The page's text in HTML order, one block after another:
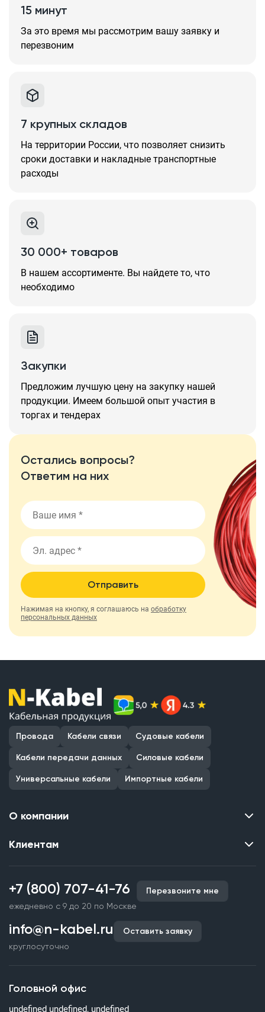
15 минут
За это время мы рассмотрим вашу заявку и
перезвоним
7 крупных складов
На территории России, что позволяет снизить
сроки доставки и накладные транспортные
расходы
30 000+ товаров
В нашем ассортименте. Вы найдете то, что
необходимо
Закупки
Предложим лучшую цену на закупку нашей
продукции. Имеем большой опыт участия в
торгах и тендерах
Остались вопросы?
Ответим на них
Отправить
Нажимая на кнопку, я соглашаюсь на обработку
персональных данных
Провода Кабели связи Судовые кабели
Кабели передачи данных Силовые кабели
Универсальные кабели Импортные кабели
О компании
Контакты
Наши объекты
Партнерство
Документы и реквизиты
Клиентам
Производство кабельной продукции
Срочное изготовление
Оплата и доставка
Гарантия качества
Статьи
Вопросы и ответы
+7 (800) 707-41-76
ежедневно с 9 до 20 по Москве
Перезвоните мне
info@n-kabel.ru
круглосуточно
Оставить заявку
Головной офис
undefined undefined, undefined